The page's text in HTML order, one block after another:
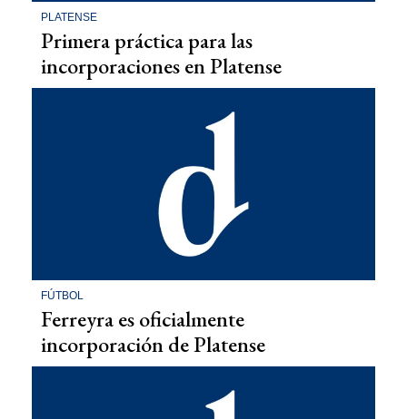
PLATENSE
Primera práctica para las
incorporaciones en Platense
FÚTBOL
Ferreyra es oficialmente
incorporación de Platense